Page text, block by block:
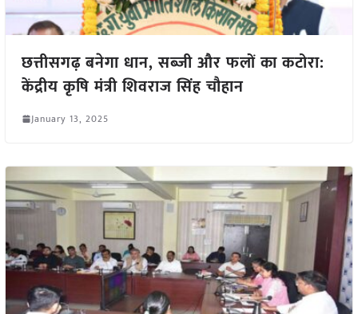
छत्तीसगढ़ बनेगा धान, सब्जी और फलों का कटोरा:
केंद्रीय कृषि मंत्री शिवराज सिंह चौहान
January 13, 2025